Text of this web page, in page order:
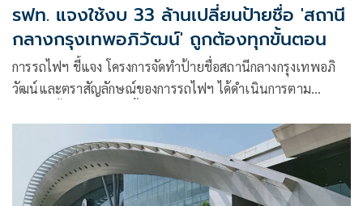
รฟท. แจงใช้งบ 33 ล้านเปลี่ยนป้ายชื่อ 'สถานี
กลางกรุงเทพอภิวัฒน์' ถูกต้องทุกขั้นตอน
การรถไฟฯ ชี้แจง โครงการจัดทำป้ายชื่อสถานีกลางกรุงเทพอภิ
วัฒน์และตราสัญลักษณ์ของการรถไฟฯ ได้ดำเนินการตาม
การใช้งาน ความคุ้มค่าของงบประมาณ และความถูกต้องตามหลัก
วิศวกรรมเป็นสำคัญ